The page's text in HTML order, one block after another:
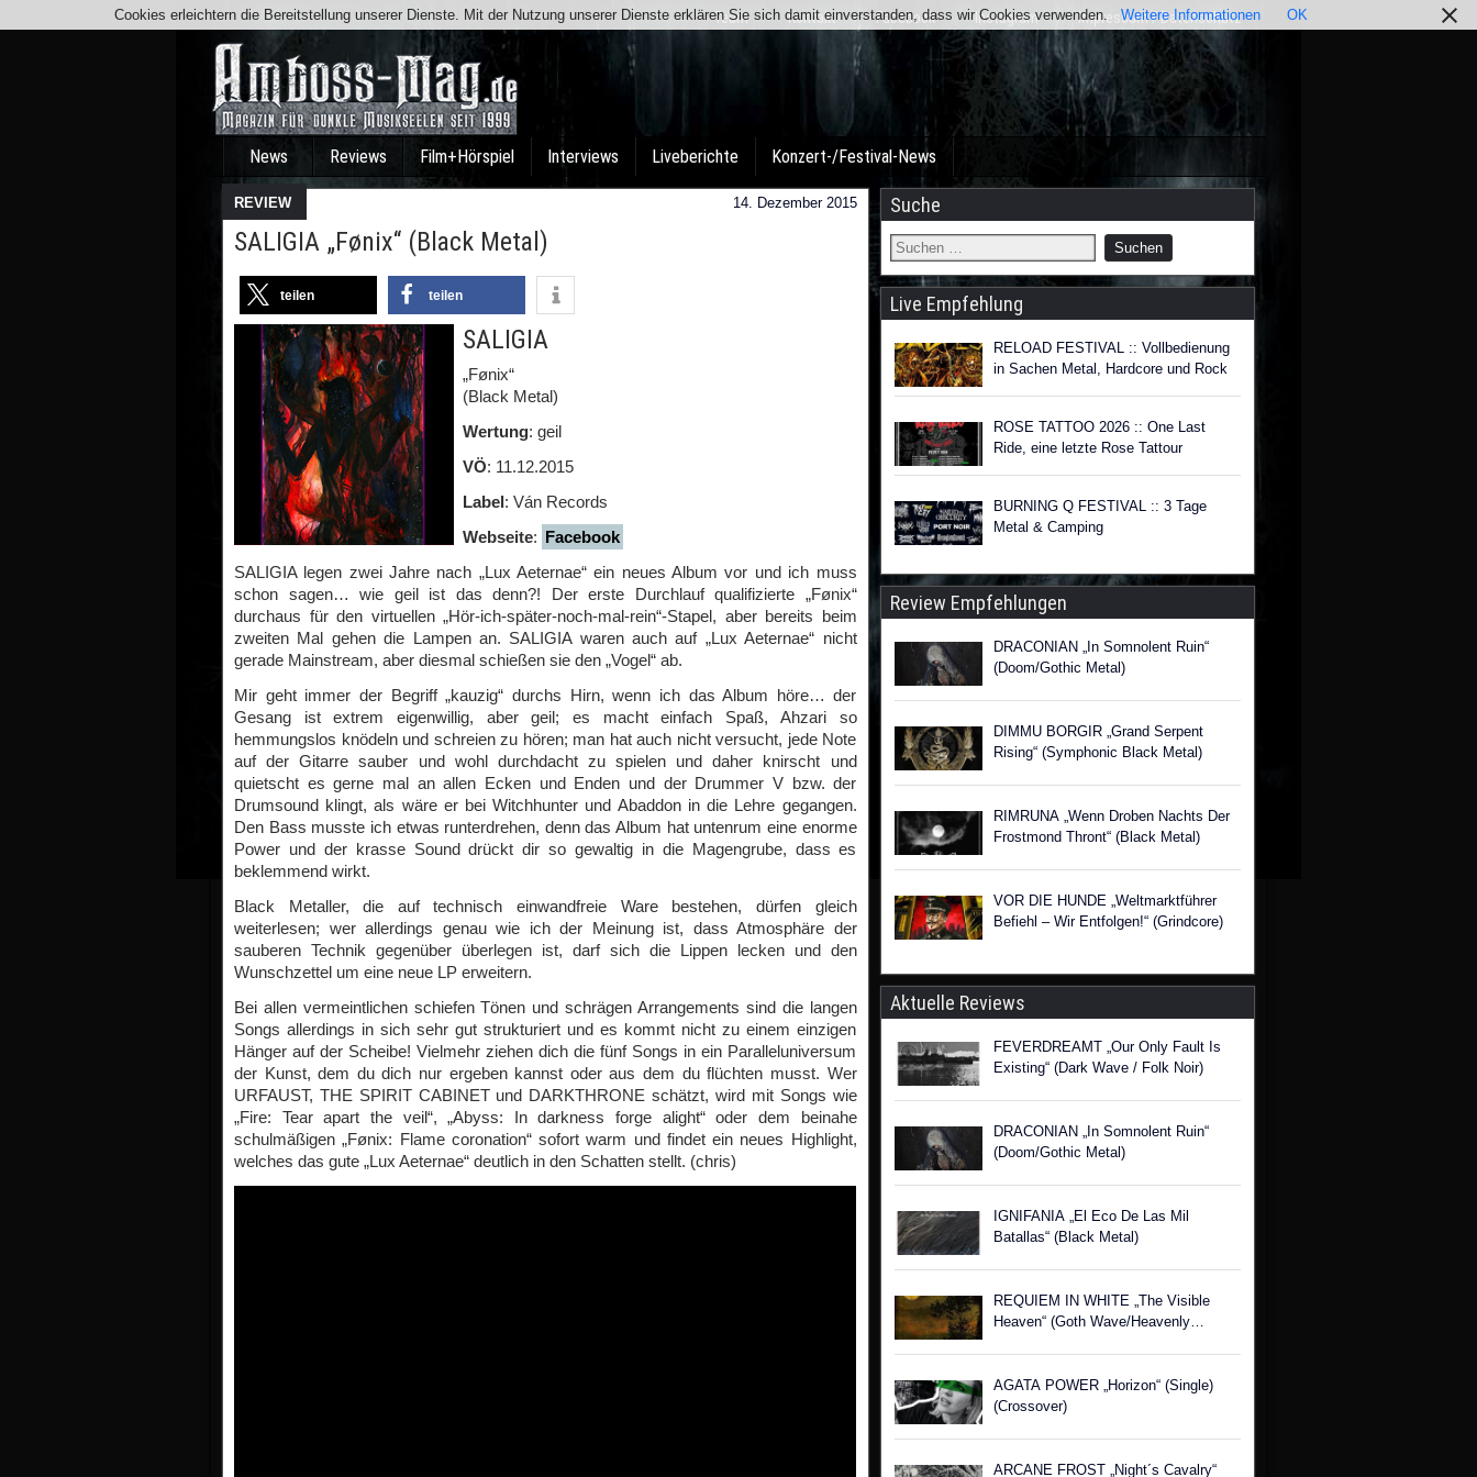
Team Kontakt Facebook Instagram Impressum / Datenschutz
News Reviews Film+Hörspiel Interviews Liveberichte Konzert-/Festival-News
REVIEW 14. Dezember 2015
SALIGIA „Fønix“ (Black Metal)
teilen teilen
SALIGIA
„Fønix“
(Black Metal)
Wertung: geil
VÖ: 11.12.2015
Label: Ván Records
Webseite: Facebook
SALIGIA legen zwei Jahre nach „Lux Aeternae“ ein neues Album vor und ich muss
schon sagen… wie geil ist das denn?! Der erste Durchlauf qualifizierte „Fønix“
durchaus für den virtuellen „Hör-ich-später-noch-mal-rein“-Stapel, aber bereits beim
zweiten Mal gehen die Lampen an. SALIGIA waren auch auf „Lux Aeternae“ nicht
gerade Mainstream, aber diesmal schießen sie den „Vogel“ ab.
Mir geht immer der Begriff „kauzig“ durchs Hirn, wenn ich das Album höre… der
Gesang ist extrem eigenwillig, aber geil; es macht einfach Spaß, Ahzari so
hemmungslos knödeln und schreien zu hören; man hat auch nicht versucht, jede Note
auf der Gitarre sauber und wohl durchdacht zu spielen und daher knirscht und
quietscht es gerne mal an allen Ecken und Enden und der Drummer V bzw. der
Drumsound klingt, als wäre er bei Witchhunter und Abaddon in die Lehre gegangen.
Den Bass musste ich etwas runterdrehen, denn das Album hat untenrum eine enorme
Power und der krasse Sound drückt dir so gewaltig in die Magengrube, dass es
beklemmend wirkt.
Black Metaller, die auf technisch einwandfreie Ware bestehen, dürfen gleich
weiterlesen; wer allerdings genau wie ich der Meinung ist, dass Atmosphäre der
sauberen Technik gegenüber überlegen ist, darf sich die Lippen lecken und den
Wunschzettel um eine neue LP erweitern.
Bei allen vermeintlichen schiefen Tönen und schrägen Arrangements sind die langen
Songs allerdings in sich sehr gut strukturiert und es kommt nicht zu einem einzigen
Hänger auf der Scheibe! Vielmehr ziehen dich die fünf Songs in ein Paralleluniversum
der Kunst, dem du dich nur ergeben kannst oder aus dem du flüchten musst. Wer
URFAUST, THE SPIRIT CABINET und DARKTHRONE schätzt, wird mit Songs wie
„Fire: Tear apart the veil“, „Abyss: In darkness forge alight“ oder dem beinahe
schulmäßigen „Fønix: Flame coronation“ sofort warm und findet ein neues Highlight,
welches das gute „Lux Aeternae“ deutlich in den Schatten stellt. (chris)
Suche
Live Empfehlung
RELOAD FESTIVAL :: Vollbedienung
in Sachen Metal, Hardcore und Rock
ROSE TATTOO 2026 :: One Last
Ride, eine letzte Rose Tattour
BURNING Q FESTIVAL :: 3 Tage
Metal & Camping
Review Empfehlungen
DRACONIAN „In Somnolent Ruin“
(Doom/Gothic Metal)
DIMMU BORGIR „Grand Serpent
Rising“ (Symphonic Black Metal)
RIMRUNA „Wenn Droben Nachts Der
Frostmond Thront“ (Black Metal)
VOR DIE HUNDE „Weltmarktführer
Befiehl – Wir Entfolgen!“ (Grindcore)
Aktuelle Reviews
FEVERDREAMT „Our Only Fault Is
Existing“ (Dark Wave / Folk Noir)
DRACONIAN „In Somnolent Ruin“
(Doom/Gothic Metal)
IGNIFANIA „El Eco De Las Mil
Batallas“ (Black Metal)
REQUIEM IN WHITE „The Visible
Heaven“ (Goth Wave/Heavenly
AGATA POWER „Horizon“ (Single)
(Crossover)
ARCANE FROST „Night´s Cavalry“
Cookies erleichtern die Bereitstellung unserer Dienste. Mit der Nutzung unserer Dienste erklären Sie sich damit einverstanden, dass wir Cookies verwenden. Weitere Informationen OK